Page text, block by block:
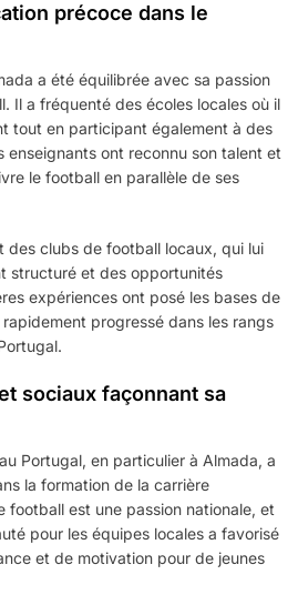
précoce dans le
a été équilibrée avec sa passion
Il a fréquenté des écoles locales où il
tout en participant également à des
enseignants ont reconnu son talent et
le football en parallèle de ses
des clubs de football locaux, qui lui
structuré et des opportunités
expériences ont posé les bases de
progressé dans les rangs
sociaux façonnant sa
Portugal, en particulier à Almada, a
la formation de la carrière
football est une passion nationale, et
pour les équipes locales a favorisé
et de motivation pour de jeunes